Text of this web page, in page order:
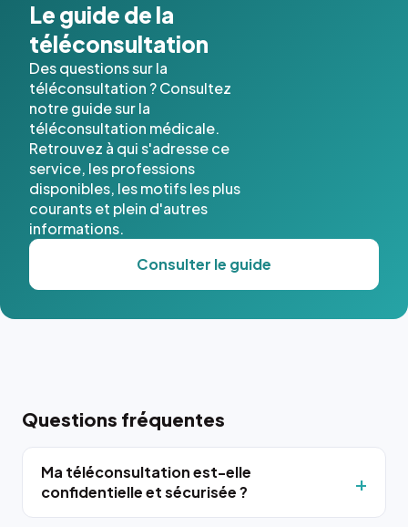
Le guide de la
téléconsultation
Des questions sur la
téléconsultation ? Consultez
notre guide sur la
téléconsultation médicale.
Retrouvez à qui s'adresse ce
service, les professions
disponibles, les motifs les plus
courants et plein d'autres
informations.
Consulter le guide
Questions fréquentes
Ma téléconsultation est-elle
confidentielle et sécurisée ?